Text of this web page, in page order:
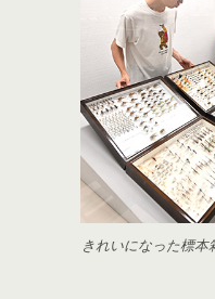
きれいになった標